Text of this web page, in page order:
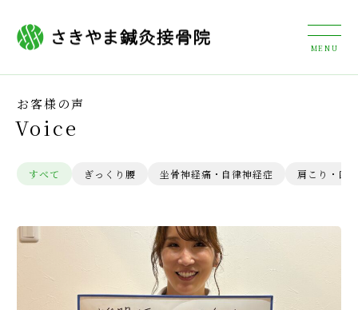
Voice
お客様の声
すべて ぎっくり腰 坐骨神経痛・自律神経症 肩こり・四